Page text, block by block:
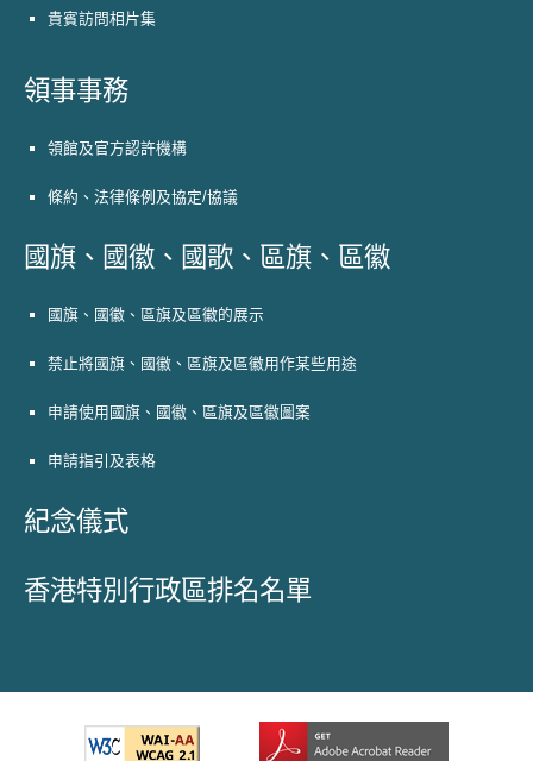
貴賓訪問相片集
領事事務
領館及官方認許機構
條約、法律條例及協定/協議
國旗、國徽、國歌、區旗、區徽
國旗、國徽、區旗及區徽的展示
禁止將國旗、國徽、區旗及區徽用作某些用途
申請使用國旗、國徽、區旗及區徽圖案
申請指引及表格
紀念儀式
香港特別行政區排名名單